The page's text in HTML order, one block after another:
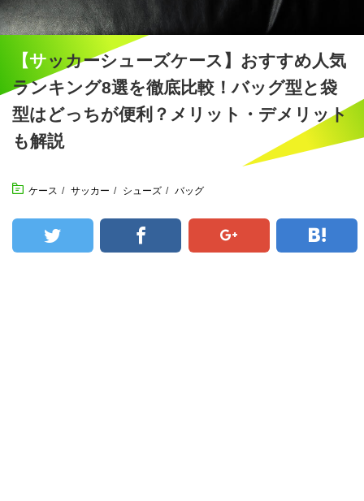
【サッカーシューズケース】おすすめ人気
ランキング8選を徹底比較！バッグ型と袋
型はどっちが便利？メリット・デメリット
も解説
ケース / サッカー / シューズ / バッグ